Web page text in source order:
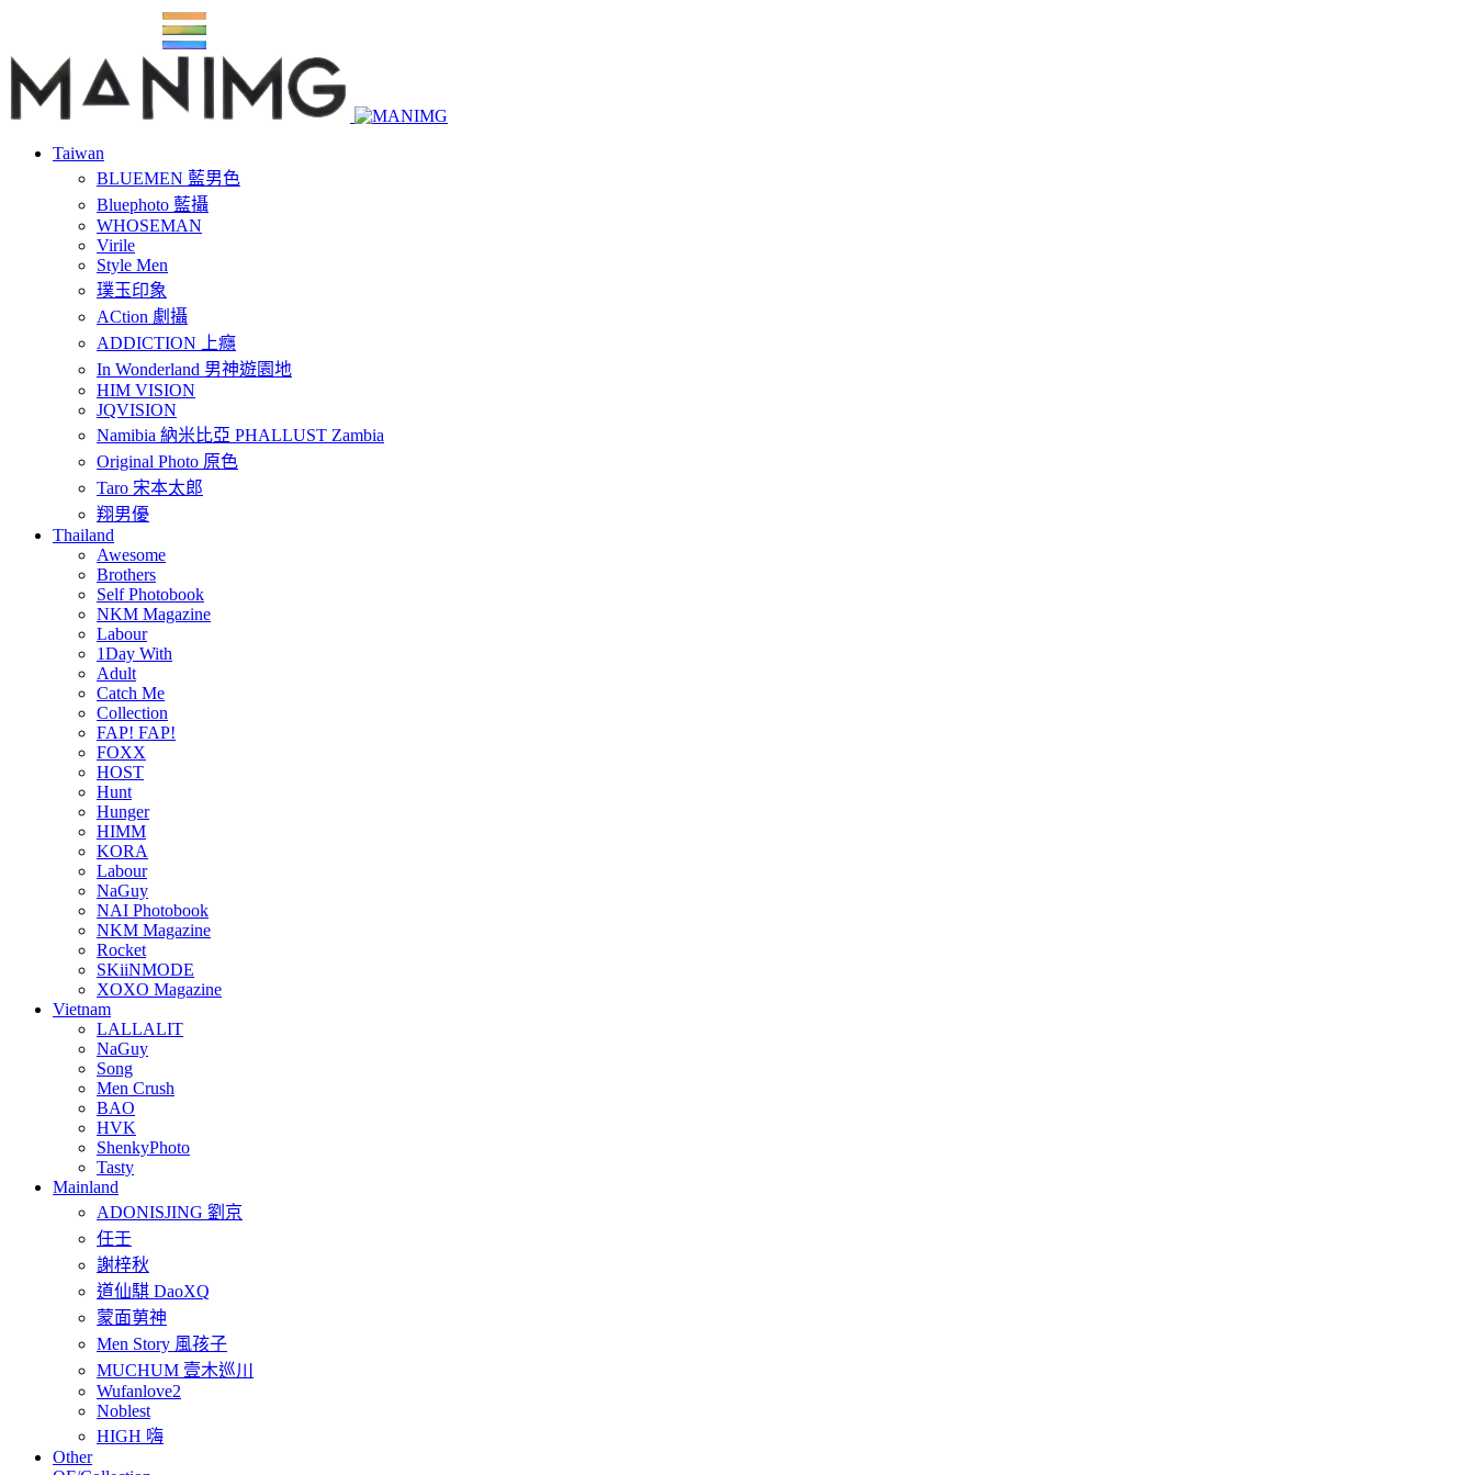
Taiwan
BLUEMEN 藍男色
Bluephoto 藍攝
WHOSEMAN
Virile
Style Men
璞玉印象
ACtion 劇攝
ADDICTION 上癮
In Wonderland 男神遊園地
HIM VISION
JQVISION
Namibia 納米比亞 PHALLUST Zambia
Original Photo 原色
Taro 宋本太郎
翔男優
Thailand
Awesome
Brothers
Self Photobook
NKM Magazine
Labour
1Day With
Adult
Catch Me
Collection
FAP! FAP!
FOXX
HOST
Hunt
Hunger
HIMM
KORA
Labour
NaGuy
NAI Photobook
NKM Magazine
Rocket
SKiiNMODE
XOXO Magazine
Vietnam
LALLALIT
NaGuy
Song
Men Crush
BAO
HVK
ShenkyPhoto
Tasty
Mainland
ADONISJING 劉京
任壬
謝梓秋
道仙騏 DaoXQ
蒙面莮神
Men Story 風孩子
MUCHUM 壹木巡川
Wufanlove2
Noblest
HIGH 嗨
Other